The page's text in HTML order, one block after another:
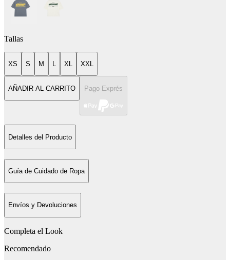
Tallas
XS S M L XL XXL
AÑADIR AL CARRITO Pago Exprés
Detalles del Producto
Guía de Cuidado de Ropa
Envíos y Devoluciones
Completa el Look
Recomendado